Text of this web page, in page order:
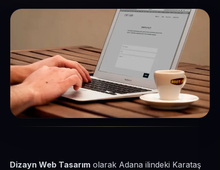
Dizayn Web Tasarım olarak Adana ilindeki Karataş